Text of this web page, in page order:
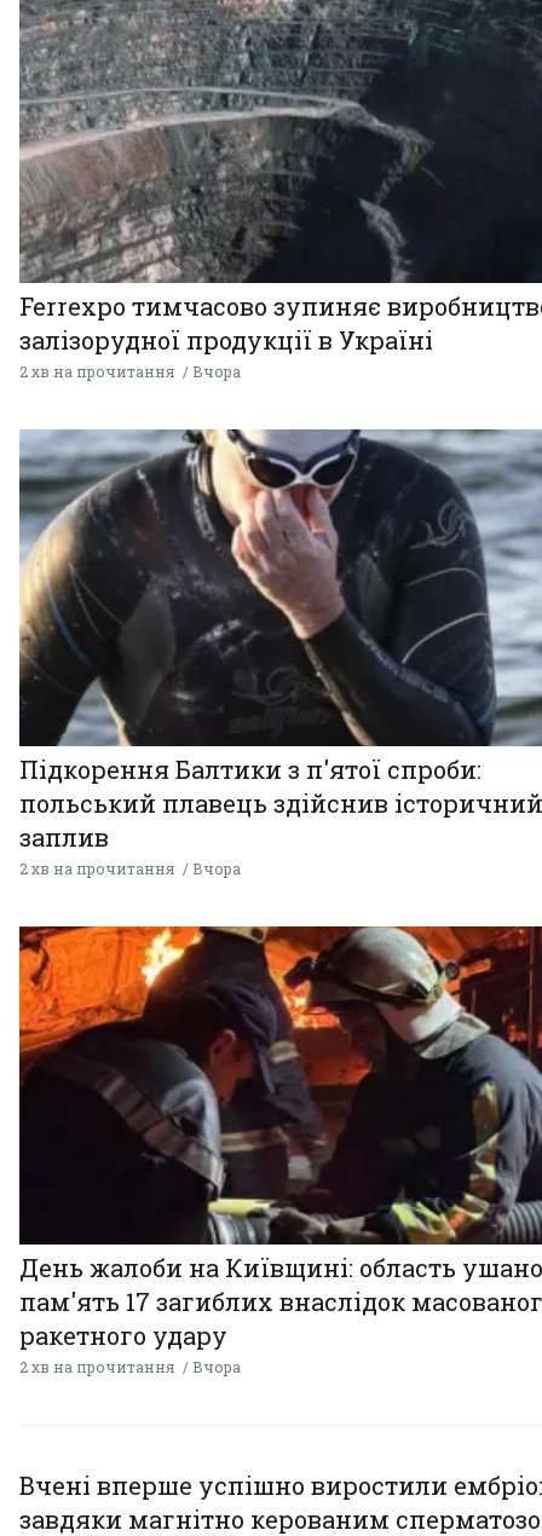
Ferrexpo тимчасово зупиняє
залізорудної продукції в Україні
2 хв на прочитання Вчора
Підкорення Балтики з п'ятої спроби:
польський плавець здійснив історичний
заплив
2 хв на прочитання Вчора
День жалоби на Київщині: область
пам'ять 17 загиблих внаслідок
ракетного удару
2 хв на прочитання Вчора
Вчені вперше успішно виростили
завдяки магнітно керованим